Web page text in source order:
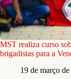
MST realiza curso
brigadistas para a
19 de março